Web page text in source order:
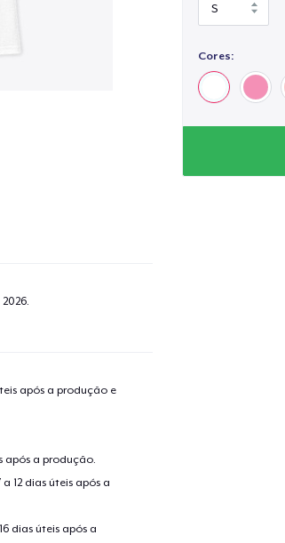
Cores:
2026.
após a produção e
após a produção.
12 dias úteis após a
dias úteis após a